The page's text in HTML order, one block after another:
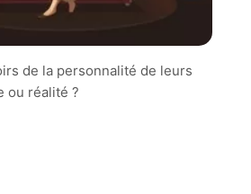
de la personnalité de leurs
ou réalité ?